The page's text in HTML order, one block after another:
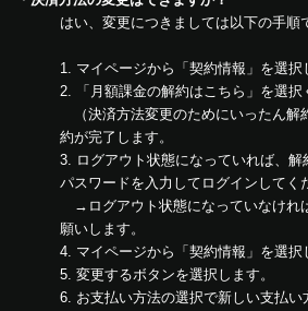
はい、変更につきましては以下の手順
1. マイページから「契約情報」を選択
2. 「月額課金の解約はこちら」を選択
（決済方法変更のためにいったん解
約が完了します。
3. ログアウト状態になっていれば、解
パスワードを入力してログインしてく
→ログアウト状態になっていなけれ
願いします。
4. マイページから「契約情報」を選択
5. 変更するボタンを選択します。
6. お支払い方法の選択で新しい支払